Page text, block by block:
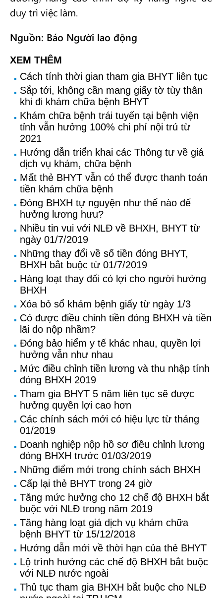
duy trì việc làm.
Nguồn: Báo Người lao động
XEM THÊM
Cách tính thời gian tham gia BHYT liên tục
Sắp tới, không cần mang giấy tờ tùy thân
khi đi khám chữa bệnh BHYT
Khám chữa bệnh trái tuyến tại bệnh viện
tỉnh vẫn hưởng 100% chi phí nội trú từ
2021
Hướng dẫn triển khai các Thông tư về giá
dịch vụ khám, chữa bệnh
Mất thẻ BHYT vẫn có thể được thanh toán
tiền khám chữa bệnh
Đóng BHXH tự nguyện như thế nào để
hưởng lương hưu?
Nhiều tin vui với NLĐ về BHXH, BHYT từ
ngày 01/7/2019
Những thay đổi về số tiền đóng BHYT,
BHXH bắt buộc từ 01/7/2019
Hàng loạt thay đổi có lợi cho người hưởng
BHXH
Xóa bỏ sổ khám bệnh giấy từ ngày 1/3
Có được điều chỉnh tiền đóng BHXH và tiền
lãi do nộp nhầm?
Đóng bảo hiểm y tế khác nhau, quyền lợi
hưởng vẫn như nhau
Mức điều chỉnh tiền lương và thu nhập tính
đóng BHXH 2019
Tham gia BHYT 5 năm liên tục sẽ được
hưởng quyền lợi cao hơn
Các chính sách mới có hiệu lực từ tháng
01/2019
Doanh nghiệp nộp hồ sơ điều chỉnh lương
đóng BHXH trước 01/03/2019
Những điểm mới trong chính sách BHXH
Cấp lại thẻ BHYT trong 24 giờ
Tăng mức hưởng cho 12 chế độ BHXH bắt
buộc với NLĐ trong năm 2019
Tăng hàng loạt giá dịch vụ khám chữa
bệnh BHYT từ 15/12/2018
Hướng dẫn mới về thời hạn của thẻ BHYT
Lộ trình hưởng các chế độ BHXH bắt buộc
với NLĐ nước ngoài
Thủ tục tham gia BHXH bắt buộc cho NLĐ